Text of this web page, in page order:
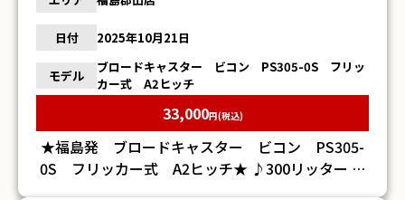
日付 2025年10月21日
モデル
ブロードキャスター ビコン PS305-0S フリッ
カー式 A2ヒッチ
33,000円(税込)
★福島発 ブロードキャスター ビコン PS305-
0S フリッカー式 A2ヒッチ★ ♪300リッター ♪